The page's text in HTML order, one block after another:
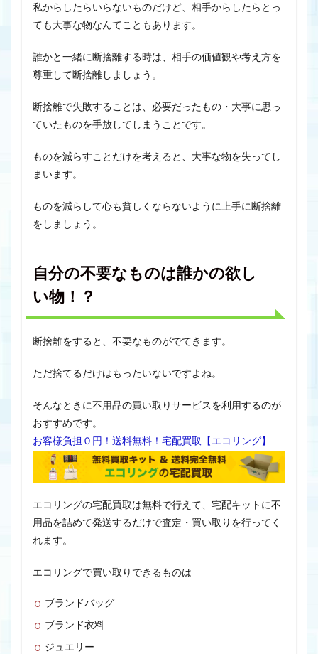
私からしたらいらないものだけど、相手からしたらとっ
ても大事な物なんてこともあります。
誰かと一緒に断捨離する時は、相手の価値観や考え方を
尊重して断捨離しましょう。
断捨離で失敗することは、必要だったもの・大事に思っ
ていたものを手放してしまうことです。
ものを減らすことだけを考えると、大事な物を失ってし
まいます。
ものを減らして心も貧しくならないように上手に断捨離
をしましょう。
自分の不要なものは誰かの欲し
い物！？
断捨離をすると、不要なものがでてきます。
ただ捨てるだけはもったいないですよね。
そんなときに不用品の買い取りサービスを利用するのが
おすすめです。
お客様負担０円！送料無料！宅配買取【エコリング】
エコリングの宅配買取は無料で行えて、宅配キットに不
用品を詰めて発送するだけで査定・買い取りを行ってく
れます。
エコリングで買い取りできるものは
ブランドバッグ
ブランド衣料
ジュエリー